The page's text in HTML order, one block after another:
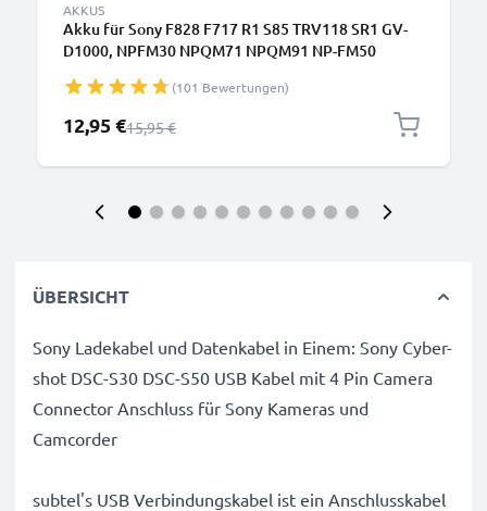
AKKUS
Akku für Sony F828 F717 R1 S85 TRV118 SR1 GV-
D1000, NPFM30 NPQM71 NPQM91 NP-FM50
(101 Bewertungen)
Sonderpreis
12,95 €Regulärer Preis
15,95 €
ÜBERSICHT
Sony Ladekabel und Datenkabel in Einem: Sony Cyber-
shot DSC-S30 DSC-S50 USB Kabel mit 4 Pin Camera
Connector Anschluss für Sony Kameras und
Camcorder
subtel's USB Verbindungskabel ist ein Anschlusskabel